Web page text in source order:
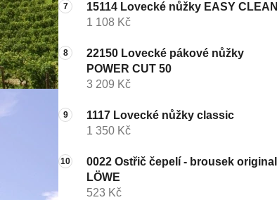
15114 Lovecké nůžky EASY CLEAN
1 108 Kč
22150 Lovecké pákové nůžky
POWER CUT 50
3 209 Kč
1117 Lovecké nůžky classic
1 350 Kč
0022 Ostřič čepelí - brousek original
LÖWE
523 Kč